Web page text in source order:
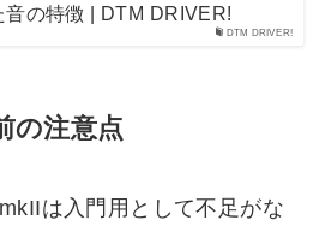
DTM DRIVER!
音の特徴 | DTM DRIVER!
の注意点
は入門用として不足がな